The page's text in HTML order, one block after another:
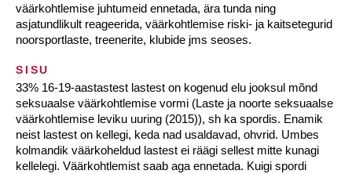
väärkohtlemise juhtumeid ennetada, ära tunda ning
asjatundlikult reageerida, väärkohtlemise riski- ja kaitsetegurid
noorsportlaste, treenerite, klubide jms seoses.
SISU
33% 16-19-aastastest lastest on kogenud elu jooksul mõnd
seksuaalse väärkohtlemise vormi (Laste ja noorte seksuaalse
väärkohtlemise leviku uuring (2015)), sh ka spordis. Enamik
neist lastest on kellegi, keda nad usaldavad, ohvrid. Umbes
kolmandik väärkoheldud lastest ei räägi sellest mitte kunagi
kellelegi. Väärkohtlemist saab aga ennetada. Kuigi spordi